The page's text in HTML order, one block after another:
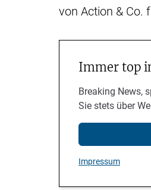
von Action & Co.
Immer top
Breaking News,
Sie stets über
Impressum